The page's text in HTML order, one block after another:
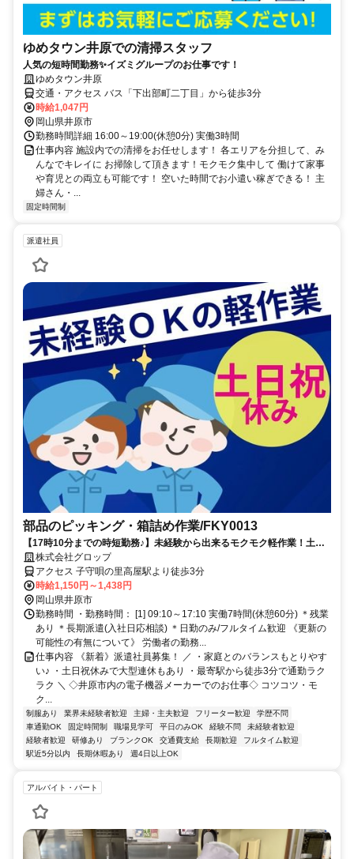
ゆめタウン井原での清掃スタッフ
人気の短時間勤務✨イズミグループのお仕事です！
ゆめタウン井原
交通・アクセス バス「下出部町二丁目」から徒歩3分
時給1,047円
岡山県井原市
勤務時間詳細 16:00～19:00(休憩0分) 実働3時間
仕事内容 施設内での清掃をお任せします！ 各エリアを分担して、み
んなでキレイに お掃除して頂きます！モクモク集中して 働けて家事
や育児との両立も可能です！ 空いた時間でお小遣い稼ぎできる！ 主
婦さん・...
固定時間制
派遣社員
部品のピッキング・箱詰め作業/FKY0013
【17時10分までの時短勤務♪】未経験から出来るモクモク軽作業！土日
祝休み＆年休127日★駅から徒歩圏内で通勤も安心◎
株式会社グロップ
アクセス 子守唄の里高屋駅より徒歩3分
時給1,150円～1,438円
岡山県井原市
勤務時間 ・勤務時間： [1] 09:10～17:10 実働7時間(休憩60分) ＊残業
あり ＊長期派遣(入社日応相談) ＊日勤のみ/フルタイム歓迎 《更新の
可能性の有無について》 労働者の勤務...
仕事内容 《新着》派遣社員募集！ ／ ・家庭とのバランスもとりやす
い♪ ・土日祝休みで大型連休もあり ・最寄駅から徒歩3分で通勤ラク
ラク ＼ ◇井原市内の電子機器メーカーでのお仕事◇ コツコツ・モ
ク...
制服あり 業界未経験者歓迎 主婦・主夫歓迎 フリーター歓迎
学歴不問
車通勤OK
固定時間制 職場見学可 平日のみOK 経験不問
未経験者歓迎
経験者歓迎
研修あり ブランクOK 交通費支給 長期歓迎
フルタイム歓迎
駅近5分以内
長期休暇あり 週4日以上OK
アルバイト・パート